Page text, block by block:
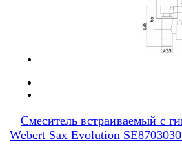
Смеситель встраиваемый с
Webert Sax Evolution